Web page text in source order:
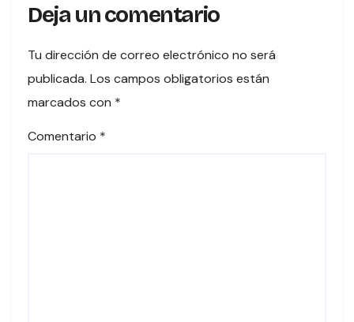
Deja un comentario
Tu dirección de correo electrónico no será
publicada. Los campos obligatorios están
marcados con *
Comentario *